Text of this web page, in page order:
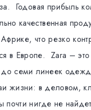
Годовая прибыль
качественная
что резко
в Европе. Zara –
семи линеек
жизни: в деловом,
почти нигде не